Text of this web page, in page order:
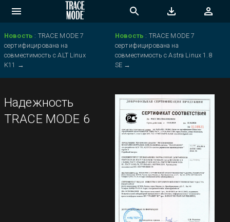
Новость : TRACE MODE 7
сертифицирована на
совместимость с ALT Linux
K11 →
Новость : TRACE MODE 7
сертифицирована на
совместимость с Astra Linux 1.8
SE →
Надежность
TRACE MODE 6